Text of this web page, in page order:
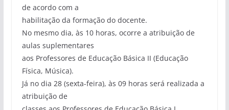
de acordo com a
habilitação da formação do docente.
No mesmo dia, às 10 horas, ocorre a atribuição de
aulas suplementares
aos Professores de Educação Básica II (Educação
Física, Música).
Já no dia 28 (sexta-feira), às 09 horas será realizada a
atribuição de